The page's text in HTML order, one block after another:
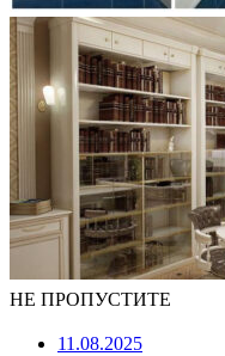
НЕ ПРОПУСТИТЕ
11.08.2025